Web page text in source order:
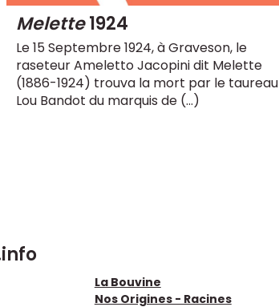
Melette1924
Le 15 Septembre 1924, à Graveson, le
raseteur Ameletto Jacopini dit Melette
(1886-1924) trouva la mort par le taureau
Lou Bandot du marquis de (…)
La Bouvine
Nos Origines - Racines